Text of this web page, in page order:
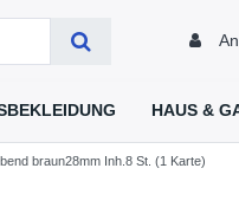
HAUS &
braun28mm Inh.8 St. (1 Karte)